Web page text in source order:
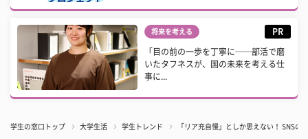
将来を考える PR
「目の前の一歩を丁寧に──部活で磨
いたタフネスが、国の未来を考える仕
事に...
学生の窓口トップ 大学生活 学生トレンド 「リア充自慢」としか思えない！ SNS